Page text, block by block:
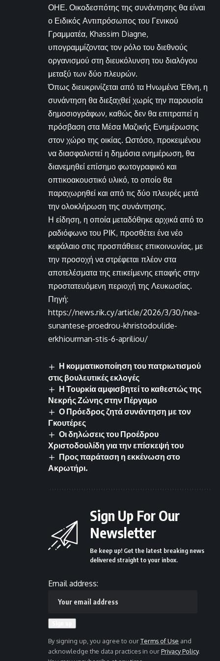
ΟΗΕ. Οικοδεσπότης της συνάντησης θα είναι
ο Ειδικός Αντιπρόσωπος του Γενικού
Γραμματέα, Khassim Diagne,
υπογραμμίζοντας τον ρόλο του διεθνούς
οργανισμού στη διευκόλυνση του διαλόγου
μεταξύ των δύο πλευρών.
Όπως διευκρινίζεται από τα Ηνωμένα Έθνη, η
συνάντηση θα διεξαχθεί χωρίς την παρουσία
δημοσιογράφων, καθώς δεν θα επιτραπεί η
πρόσβαση στα Μέσα Μαζικής Ενημέρωσης
στον χώρο της οικίας. Ωστόσο, προκειμένου
να διασφαλιστεί η δημόσια ενημέρωση, θα
διανεμηθεί επίσημο φωτογραφικό και
οπτικοακουστικό υλικό, το οποίο θα
παραχωρηθεί και από τις δύο πλευρές μετά
την ολοκλήρωση της συνάντησης.
Η είδηση, η οποία μεταδόθηκε αρχικά από το
ραδιόφωνο του ΡΙΚ, προσθέτει ένα νέο
κεφάλαιο στις προσπάθειες επικοινωνίας, με
την προσοχή να στρέφεται πλέον στα
αποτελέσματα της επικείμενης επαφής στην
προστατευόμενη περιοχή της Λευκωσίας.
Πηγή:
https://news.rik.cy/article/2026/3/30/nea-
sunantese-proedrou-khristodoulide-
erkhiourman-stis-6-apriliou/
Η κομματικοποίηση του πατριωτισμού
στις βουλευτικές εκλογές
Η Τουρκία αμφισβητεί το καθεστώς της
Νεκρής Ζώνης στην Πέργαμο
Ο Πρόεδρος ζητά συνάντηση με τον
Γκουτέρες
Οι δηλώσεις του Προέδρου
Χριστοδουλίδη για την επίσκεψή του
Προς παράταση η εκκένωση στο
Ακρωτήρι.
Sign Up For Our
Newsletter
Be keep up! Get the latest breaking news
delivered straight to your inbox.
Email address:
By signing up, you agree to ourTerms of Use and
acknowledge the data practices in ourPrivacy Policy.